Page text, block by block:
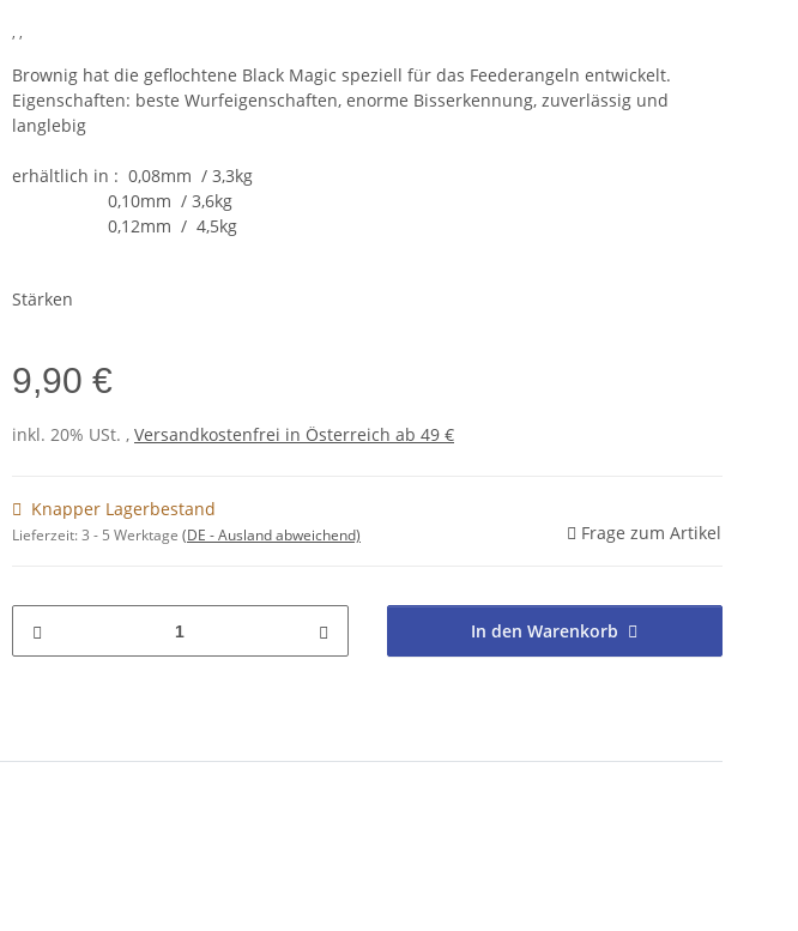
, ,
Brownig hat die geflochtene Black Magic speziell für das Feederangeln entwickelt.
Eigenschaften: beste Wurfeigenschaften, enorme Bisserkennung, zuverlässig und
langlebig
erhältlich in : 0,08mm / 3,3kg
0,10mm / 3,6kg
0,12mm / 4,5kg
Stärken
9,90 €
inkl. 20% USt. , Versandkostenfrei in Österreich ab 49 €
Knapper Lagerbestand
Lieferzeit:3 - 5 Werktage (DE - Ausland abweichend) Frage zum Artikel
In den Warenkorb